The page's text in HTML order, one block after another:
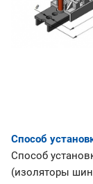
Способ
Способ
(изоляторы